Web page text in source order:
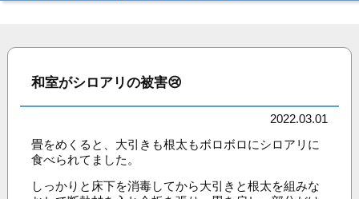
プライバシーポリシー お問い合わせ
和室がシロアリの被害😢
2022.03.01
畳をめくると、大引きも根太もボロボロにシロアリに
食べられてました。
しっかりと床下を消毒してから大引きと根太を組みな